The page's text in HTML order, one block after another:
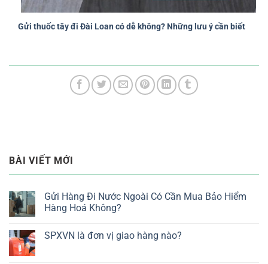
Gửi thuốc tây đi Đài Loan có dễ không? Những lưu ý cần biết
BÀI VIẾT MỚI
Gửi Hàng Đi Nước Ngoài Có Cần Mua Bảo Hiểm
Hàng Hoá Không?
SPXVN là đơn vị giao hàng nào?